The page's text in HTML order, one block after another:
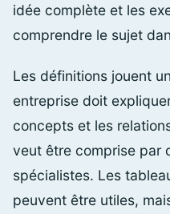
idée complète et les
comprendre le sujet
Les définitions jouent
entreprise doit
concepts et les
veut être comprise par
spécialistes. Les
peuvent être utiles,